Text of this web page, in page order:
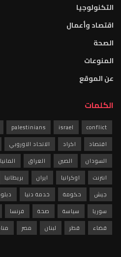
التكنولوجيا
اقتصاد وأعمال
الصحة
المنوعات
عن الموقع
الكلمات
conflict
israel
palestinians
اقتصاد
اكراد الاتحاد الاوروبي
السودان
الصين العراق المانيا
انترنت
اوكرانيا ايران بريطانيا
جيش
حكومة خدمة دنيا
سوريا
سياسة صحة فرنسا
قضاء
قطر لبنان مصر